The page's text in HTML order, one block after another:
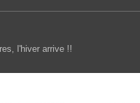
l'hiver arrive !!